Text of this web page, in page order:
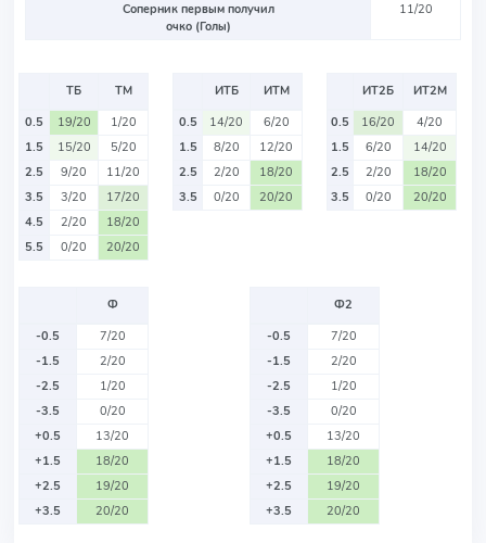
Соперник первым получил
очко (Голы)
11/20
ТБ
ТМ
0.5
19/20
1/20
1.5
15/20
5/20
2.5
9/20
11/20
3.5
3/20
17/20
4.5
2/20
18/20
5.5
0/20 20/20
ИТБ
ИТМ
0.5
14/20
6/20
1.5
8/20
12/20
2.5
2/20
18/20
3.5
0/20 20/20
ИТ2Б
ИТ2М
0.5
16/20
4/20
1.5
6/20
14/20
2.5
2/20
18/20
3.5
0/20 20/20
Ф
-0.5
7/20
-1.5
2/20
-2.5
1/20
-3.5
0/20
+0.5
13/20
+1.5
18/20
+2.5
19/20
+3.5
20/20
Ф2
-0.5
7/20
-1.5
2/20
-2.5
1/20
-3.5
0/20
+0.5
13/20
+1.5
18/20
+2.5
19/20
+3.5
20/20